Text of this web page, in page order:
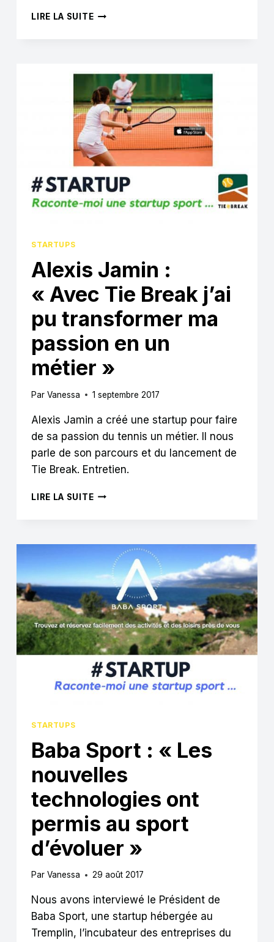
LIRE LA SUITE#STARTUP
UNE
INNOVATION
DANS
LE
MONDE
DU
SPORT »
STARTUPS
Alexis Jamin :
« Avec Tie Break j’ai
pu transformer ma
passion en un
métier »
Par Vanessa 1 septembre 2017
Alexis Jamin a créé une startup pour faire
de sa passion du tennis un métier. Il nous
parle de son parcours et du lancement de
Tie Break. Entretien.
LIRE LA SUITEALEXIS
TIE
BREAK
J’AI
PU
TRANSFORMER
MA
PASSION
EN
UN
MÉTIER »
STARTUPS
Baba Sport : « Les
nouvelles
technologies ont
permis au sport
d’évoluer »
Par Vanessa 29 août 2017
Nous avons interviewé le Président de
Baba Sport, une startup hébergée au
Tremplin, l’incubateur des entreprises du